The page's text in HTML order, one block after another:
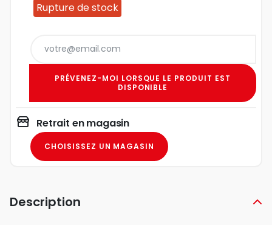
Rupture de stock
PRÉVENEZ-MOI LORSQUE LE PRODUIT EST
DISPONIBLE
Retrait en magasin
CHOISISSEZ UN MAGASIN
Description